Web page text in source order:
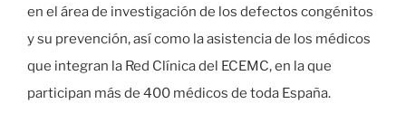
en el área de investigación de los defectos congénitos
y su prevención, así como la asistencia de los médicos
que integran la Red Clínica del ECEMC, en la que
participan más de 400 médicos de toda España.